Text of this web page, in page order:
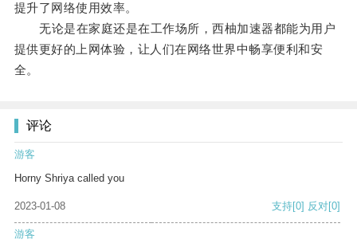
提升了网络使用效率。
无论是在家庭还是在工作场所，西柚加速器都能为用户
提供更好的上网体验，让人们在网络世界中畅享便利和安
全。
评论
游客
Horny Shriya called you
2023-01-08 支持[0] 反对[0]
游客